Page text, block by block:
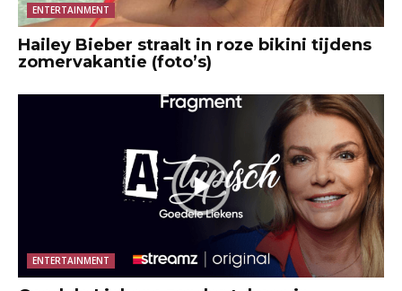
ENTERTAINMENT
Hailey Bieber straalt in roze bikini tijdens
zomervakantie (foto’s)
ENTERTAINMENT